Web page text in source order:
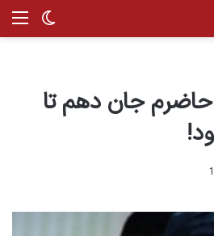
تغییر
جان دهم تا